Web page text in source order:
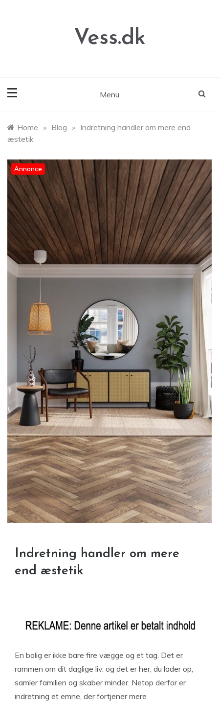
Vess.dk
Menu
Home » Blog » Indretning handler om mere end
æstetik
Annonce
Indretning handler om mere
end æstetik
En bolig er ikke bare fire vægge og et tag. Det er
rammen om dit daglige liv, og det er her, du lader op,
samler familien og skaber minder. Netop derfor er
indretning et emne, der fortjener mere